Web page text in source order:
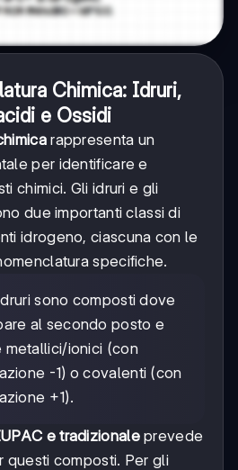
Chimica: Idruri,
e Ossidi
rappresenta un
per identificare e
chimici. Gli idruri e gli
due importanti classi di
idrogeno, ciascuna con le
specifiche.
sono composti dove
al secondo posto e
metallici/ionici (con
-1) o covalenti (con
+1).
e tradizionaleprevede
questi composti. Per gli